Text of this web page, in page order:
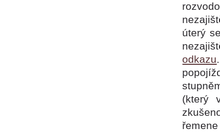
úterý
odkazu
(který